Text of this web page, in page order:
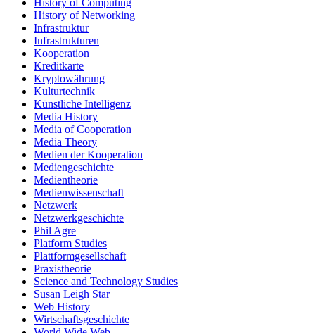
History of Computing
History of Networking
Infrastruktur
Infrastrukturen
Kooperation
Kreditkarte
Kryptowährung
Kulturtechnik
Künstliche Intelligenz
Media History
Media of Cooperation
Media Theory
Medien der Kooperation
Mediengeschichte
Medientheorie
Medienwissenschaft
Netzwerk
Netzwerkgeschichte
Phil Agre
Platform Studies
Plattformgesellschaft
Praxistheorie
Science and Technology Studies
Susan Leigh Star
Web History
Wirtschaftsgeschichte